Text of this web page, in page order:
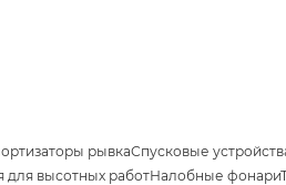
рывкаСпусковые
высотных работНалобные фонари